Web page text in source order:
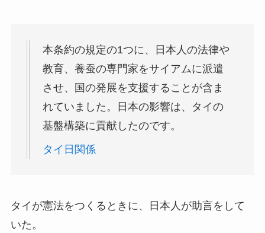
本条約の規定の1つに、日本人の法律や
教育、養蚕の専門家をサイアムに派遣
させ、国の発展を支援することが含ま
れていました。日本の影響は、タイの
基盤構築に貢献したのです。
タイ日関係
タイが憲法をつくるときに、日本人が助言をして
いた。